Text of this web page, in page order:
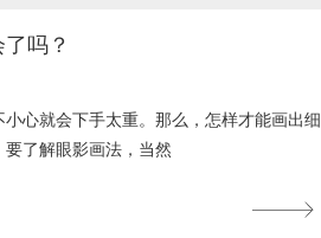
吗？
心就会下手太重。那么，怎样才能画出细
了解眼影画法，当然